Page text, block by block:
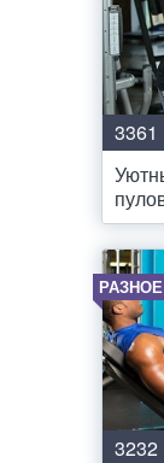
3361
РАЗНОЕ
3232